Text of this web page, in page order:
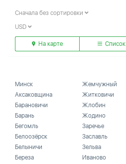
Сначала без сортировки
USD
На карте Список
Минск
Аксаковщина
Барановичи
Барань
Бегомль
Белоозёрск
Белыничи
Береза
Жемчужный
Житковичи
Жлобин
Жодино
Заречье
Заславль
Зельва
Иваново